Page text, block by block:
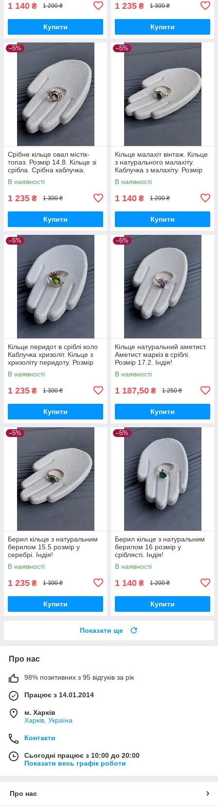
1 140 ₴ 1 200 ₴
Купити
1 235 ₴ 1 300 ₴
Купити
–5%
Срібне кільце овал містік-
топаз. Розмір 14.8. Кільце зі
срібла. Срібна каблучка.
Містік топаз. Індія!
В наявності
1 235 ₴ 1 300 ₴
Купити
–5%
Кільце малахіт вінтаж. Кільце
з натурального малахіту.
Каблучка з малахіту. Розмір
15.5. Індія!
В наявності
1 140 ₴ 1 200 ₴
Купити
–5%
Кільце перидот в сріблі коло
Каблучка хризоліт. Кільце з
хризоліту перидоту. Розмір
16. Індія!
В наявності
1 235 ₴ 1 300 ₴
Купити
–5%
Кільце натуральний аметист.
Аметист маркіз в сріблі.
Розмір 17.2. Індія!
В наявності
1 187,50 ₴ 1 250 ₴
Купити
–5%
Берил кільце з натуральним
берилом 15.5 розмір у
серебрі. Індія!
В наявності
1 235 ₴ 1 300 ₴
Купити
–5%
Берил кільце з натуральним
берилом 16 розмір у
сріблясті. Індія!
В наявності
1 140 ₴ 1 200 ₴
Купити
Показати ще
Про нас
98% позитивних з 95 відгуків за рік
Працює з 14.01.2014
м. Харків
Харків, Україна
Контакти
Сьогодні працює з 10:00 до 20:00
Показати весь графік роботи
Про нас